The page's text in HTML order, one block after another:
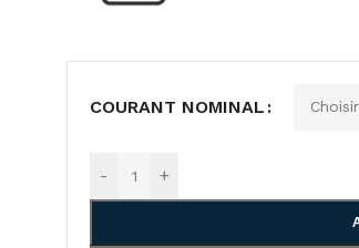
COURANT NOMINAL
- +